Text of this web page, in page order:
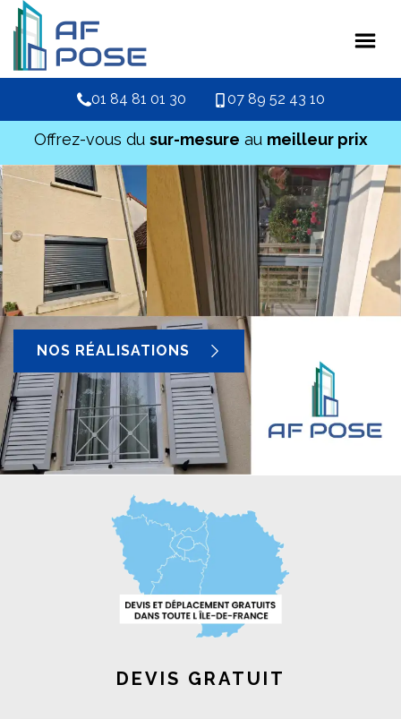
01 84 81 01 30 07 89 52 43 10
Offrez-vous du sur-mesure au meilleur prix
NOS RÉALISATIONS
DEVIS GRATUIT